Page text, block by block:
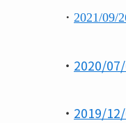
・ 2021/09/
・ 2020/
・ 2019/